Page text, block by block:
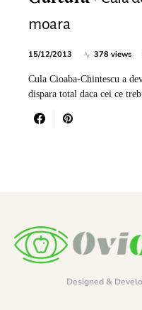
moara
15/12/2013 378 views
Cula Cioaba-Chintescu a
dispara total daca cei ce
Designed &